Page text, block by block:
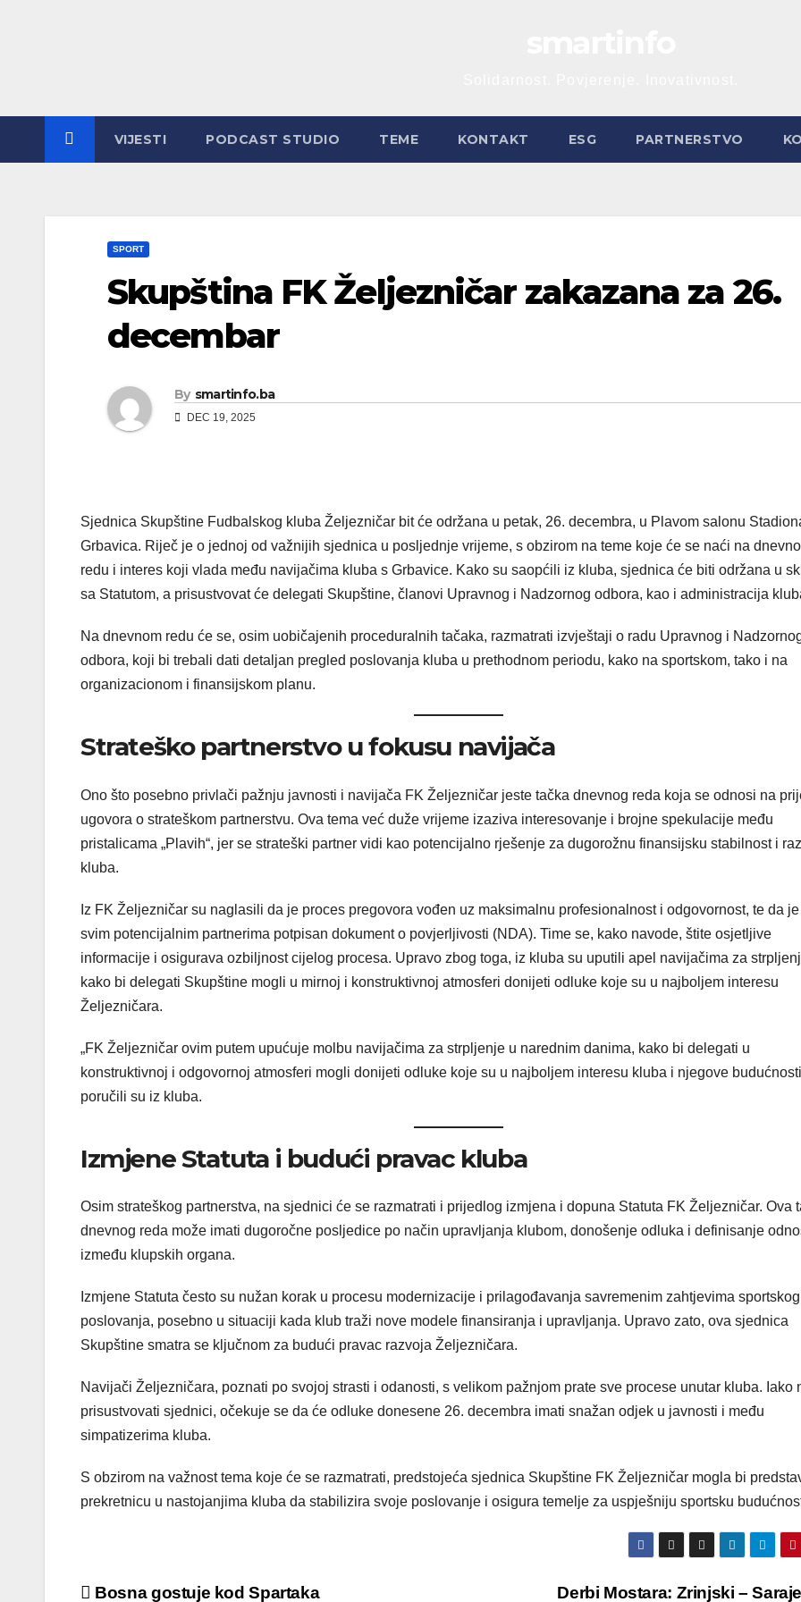
VIJESTI PODCAST STUDIO TEME KONTAKT ESG PARTNERSTVO
SPORT
Skupština FK Željezničar zakazana za 26.
decembar
By smartinfo.ba
DEC 19, 2025
Sjednica Skupštine Fudbalskog kluba Željezničar bit će održana u petak, 26. decembra, u Plavom salonu
Grbavica. Riječ je o jednoj od važnijih sjednica u posljednje vrijeme, s obzirom na teme koje će se naći na
redu i interes koji vlada među navijačima kluba s Grbavice. Kako su saopćili iz kluba, sjednica će biti održana u
sa Statutom, a prisustvovat će delegati Skupštine, članovi Upravnog i Nadzornog odbora, kao i administracija
Na dnevnom redu će se, osim uobičajenih proceduralnih tačaka, razmatrati izvještaji o radu Upravnog i
odbora, koji bi trebali dati detaljan pregled poslovanja kluba u prethodnom periodu, kako na sportskom, tako i na
organizacionom i finansijskom planu.
Strateško partnerstvo u fokusu navijača
Ono što posebno privlači pažnju javnosti i navijača FK Željezničar jeste tačka dnevnog reda koja se odnosi na
ugovora o strateškom partnerstvu. Ova tema već duže vrijeme izaziva interesovanje i brojne spekulacije među
pristalicama „Plavih“, jer se strateški partner vidi kao potencijalno rješenje za dugorožnu finansijsku stabilnost i
kluba.
Iz FK Željezničar su naglasili da je proces pregovora vođen uz maksimalnu profesionalnost i odgovornost, te da je
svim potencijalnim partnerima potpisan dokument o povjerljivosti (NDA). Time se, kako navode, štite osjetljive
informacije i osigurava ozbiljnost cijelog procesa. Upravo zbog toga, iz kluba su uputili apel navijačima za
kako bi delegati Skupštine mogli u mirnoj i konstruktivnoj atmosferi donijeti odluke koje su u najboljem interesu
Željezničara.
„FK Željezničar ovim putem upućuje molbu navijačima za strpljenje u narednim danima, kako bi delegati u
konstruktivnoj i odgovornoj atmosferi mogli donijeti odluke koje su u najboljem interesu kluba i njegove
poručili su iz kluba.
Izmjene Statuta i budući pravac kluba
Osim strateškog partnerstva, na sjednici će se razmatrati i prijedlog izmjena i dopuna Statuta FK Željezničar. Ova
dnevnog reda može imati dugoročne posljedice po način upravljanja klubom, donošenje odluka i definisanje
između klupskih organa.
Izmjene Statuta često su nužan korak u procesu modernizacije i prilagođavanja savremenim zahtjevima sportskog
poslovanja, posebno u situaciji kada klub traži nove modele finansiranja i upravljanja. Upravo zato, ova sjednica
Skupštine smatra se ključnom za budući pravac razvoja Željezničara.
Navijači Željezničara, poznati po svojoj strasti i odanosti, s velikom pažnjom prate sve procese unutar kluba. Iako
prisustvovati sjednici, očekuje se da će odluke donesene 26. decembra imati snažan odjek u javnosti i među
simpatizerima kluba.
S obzirom na važnost tema koje će se razmatrati, predstojeća sjednica Skupštine FK Željezničar mogla bi
prekretnicu u nastojanjima kluba da stabilizira svoje poslovanje i osigura temelje za uspješniju sportsku
Derbi Mostara: Zrinjski –
Bosna gostuje kod Spartaka